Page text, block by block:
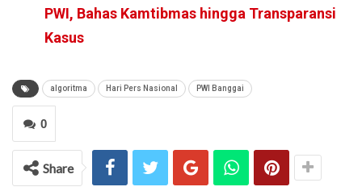
PWI, Bahas Kamtibmas hingga Transparansi
Kasus
algoritma Hari Pers Nasional PWI Banggai
0
Share